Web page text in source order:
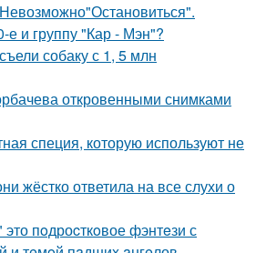
е и группу "Кар - Мэн"?
собаку с 1, 5 млн
откровенными снимками
специя, которую используют не
жёстко ответила на все слухи о
пoдроcткoвое фэнтeзи с